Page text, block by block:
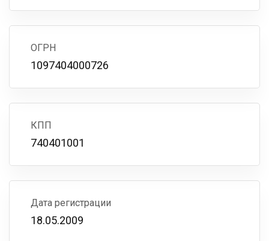
ОГРН
1097404000726
КПП
740401001
Дата регистрации
18.05.2009